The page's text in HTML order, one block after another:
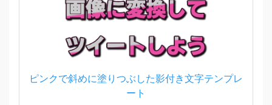
ピンクで斜めに塗りつぶした影付き文字テンプレ
ート